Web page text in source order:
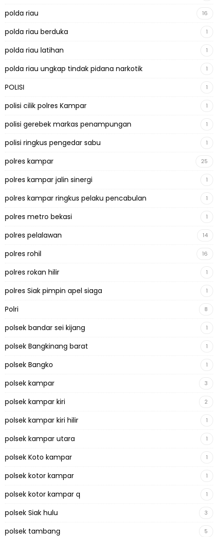
polda riau 16
polda riau berduka 1
polda riau latihan 1
polda riau ungkap tindak pidana narkotik 1
POLISI 1
polisi cilik polres Kampar 1
polisi gerebek markas penampungan 1
polisi ringkus pengedar sabu 1
polres kampar 25
polres kampar jalin sinergi 1
polres kampar ringkus pelaku pencabulan 1
polres metro bekasi 1
polres pelalawan 14
polres rohil 16
polres rokan hilir 1
polres Siak pimpin apel siaga 1
Polri 8
polsek bandar sei kijang 1
polsek Bangkinang barat 1
polsek Bangko 1
polsek kampar 3
polsek kampar kiri 2
polsek kampar kiri hilir 1
polsek kampar utara 1
polsek Koto kampar 1
polsek kotor kampar 1
polsek kotor kampar q 1
polsek Siak hulu 3
polsek tambang 5